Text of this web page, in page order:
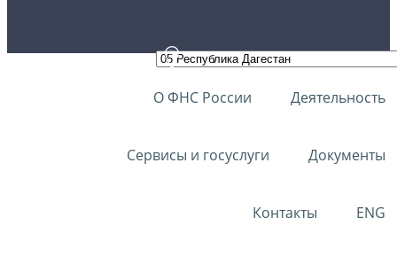
О ФНС России Деятельность
Сервисы и госуслуги Документы
Контакты ENG